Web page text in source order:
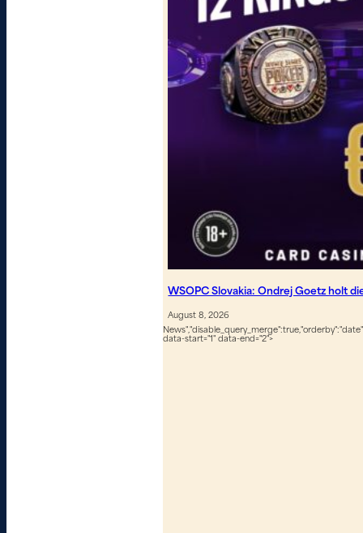
WSOPC Slovakia: Ondrej Goetz holt
August 8, 2026
data-start="1" data-end="2">